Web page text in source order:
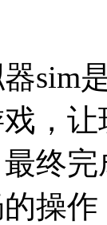
sim
，
终
操